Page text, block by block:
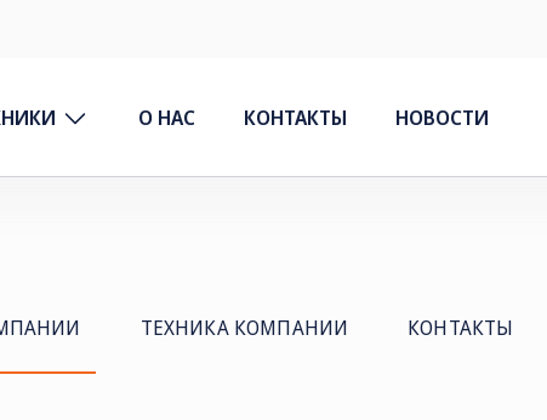
О НАС КОНТАКТЫ НОВОСТИ
ТЕХНИКА КОМПАНИИ КОНТАКТЫ